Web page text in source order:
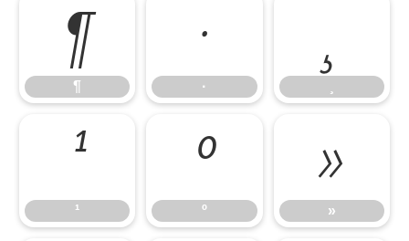
¶
¶
·
·
¸
¹
¹
º
º
»
»